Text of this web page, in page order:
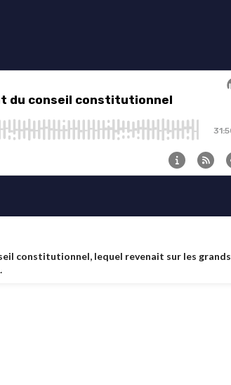
constitutionnel, lequel revenait sur les grands